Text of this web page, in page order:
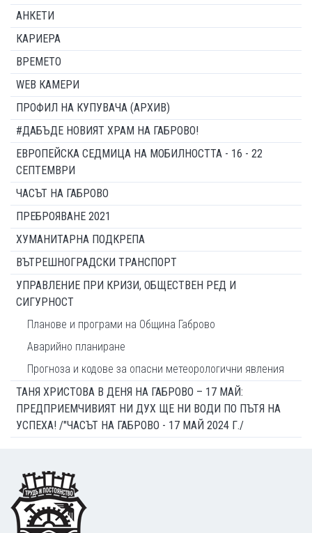
АНКЕТИ
КАРИЕРА
ВРЕМЕТО
WEB КАМЕРИ
ПРОФИЛ НА КУПУВАЧА (АРХИВ)
#ДАБЪДЕ НОВИЯТ ХРАМ НА ГАБРОВО!
ЕВРОПЕЙСКА СЕДМИЦА НА МОБИЛНОСТТА - 16 - 22
СЕПТЕМВРИ
ЧАСЪТ НА ГАБРОВО
ПРЕБРОЯВАНЕ 2021
ХУМАНИТАРНА ПОДКРЕПА
ВЪТРЕШНОГРАДСКИ ТРАНСПОРТ
УПРАВЛЕНИЕ ПРИ КРИЗИ, ОБЩЕСТВЕН РЕД И
СИГУРНОСТ
Планове и програми на Община Габрово
Аварийно планиране
Прогноза и кодове за опасни метеорологични явления
ТАНЯ ХРИСТОВА В ДЕНЯ НА ГАБРОВО – 17 МАЙ:
ПРЕДПРИЕМЧИВИЯТ НИ ДУХ ЩЕ НИ ВОДИ ПО ПЪТЯ НА
УСПЕХА! /"ЧАСЪТ НА ГАБРОВО - 17 МАЙ 2024 Г./
Footer